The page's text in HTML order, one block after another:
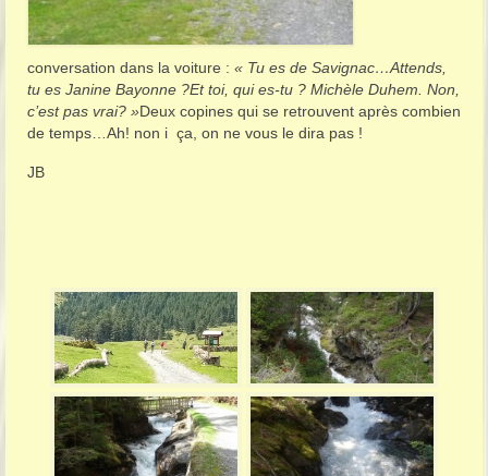
conversation dans la voiture : « Tu es de Savignac…Attends,
tu es Janine Bayonne ?Et toi, qui es-tu ? Michèle Duhem. Non,
c’est pas vrai? »Deux copines qui se retrouvent après combien
de temps…Ah! non i ça, on ne vous le dira pas !
JB